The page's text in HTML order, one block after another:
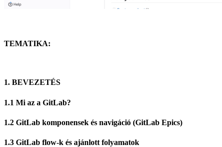
TEMATIKA:
1. BEVEZETÉS
1.1 Mi az a GitLab?
1.2 GitLab komponensek és navigáció (GitLab Epics)
1.3 GitLab flow-k és ajánlott folyamatok